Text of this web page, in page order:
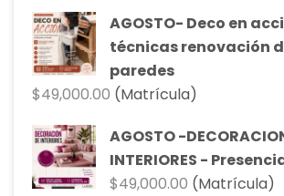
era:
$90,000.00.
es:
AGOSTO- Deco en
técnicas renovación
paredes
$49,000.00 (Matrícula)
AGOSTO -
INTERIORES -
$49,000.00 (Matrícula)